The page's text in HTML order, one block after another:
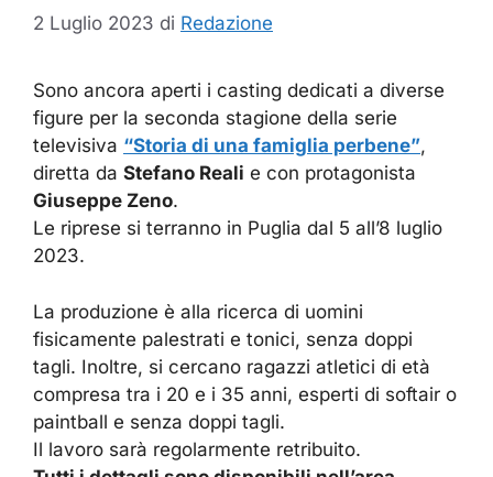
2 Luglio 2023 di Redazione
Sono ancora aperti i casting dedicati a diverse
figure per la seconda stagione della serie
televisiva “Storia di una famiglia perbene”,
diretta da Stefano Reali e con protagonista
Giuseppe Zeno.
Le riprese si terranno in Puglia dal 5 all’8 luglio
2023.
La produzione è alla ricerca di uomini
fisicamente palestrati e tonici, senza doppi
tagli. Inoltre, si cercano ragazzi atletici di età
compresa tra i 20 e i 35 anni, esperti di softair o
paintball e senza doppi tagli.
Il lavoro sarà regolarmente retribuito.